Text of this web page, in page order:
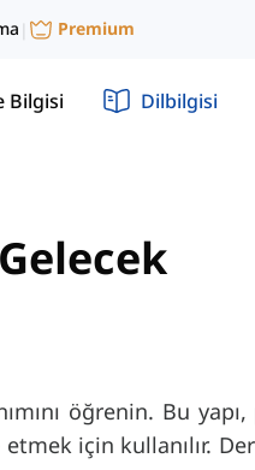
| Premium
Bilgisi Dilbilgisi
öğrenin. Bu yapı,
için kullanılır.